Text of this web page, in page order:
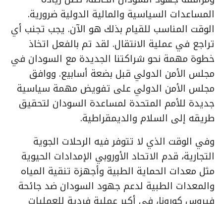
المساعدات السياسية والمالية الدولية ضرورية.
الوقت المناسب للقيام بذلك هو الآن. يجب تجنب أي
تراجع في عملية الانتقال. لقد تم بالفعل اتخاذ
خطوة مهمة نحو شراكتنا الجديدة مع السودان في
مجلس الأمن الدولي قبل بضعة أسابيع. ووافق
مجلس الأمن الدولي على تفويض مهمة سياسية
جديدة للأمم المتحدة لمساعدة السودان لتحقيق
طريقه إلى السلام والديمقراطية.
وفي الوقت الذي لا تتوفر فيه الرحلات الجوية
التجارية، قدم الاتحاد الأوروبي الإمدادات الحيوية
مثل معدات الحماية الطبية وأجهزة تنقية المياه
والمعدات الطبية لدعم جهود السودان ضد جائحة